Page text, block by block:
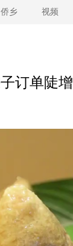
侨乡 视频
订单陡增